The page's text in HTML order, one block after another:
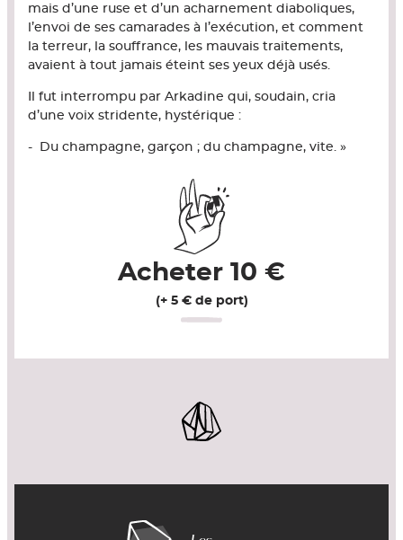
mais d’une ruse et d’un acharnement diaboliques,
l’envoi de ses camarades à l’exécution, et comment
la terreur, la souffrance, les mauvais traitements,
avaient à tout jamais éteint ses yeux déjà usés.
Il fut interrompu par Arkadine qui, soudain, cria
d’une voix stridente, hystérique :
- Du champagne, garçon ; du champagne, vite. »
Acheter 10 €
(+ 5 € de port)